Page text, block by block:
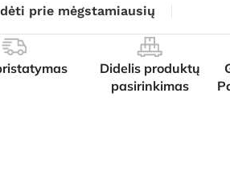
prie mėgstamiausių
Didelis produktų
pasirinkimas